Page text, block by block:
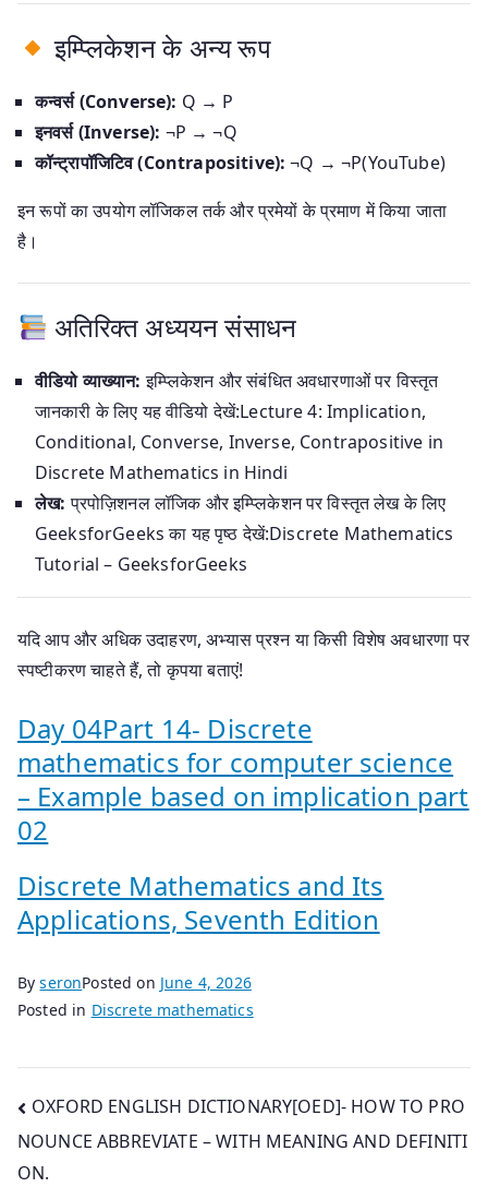
इम्प्लिकेशन के अन्य रूप
कन्वर्स (Converse): Q → P
इनवर्स (Inverse): ¬P → ¬Q
कॉन्ट्रापॉजिटिव (Contrapositive): ¬Q → ¬P(YouTube)
इन रूपों का उपयोग लॉजिकल तर्क और प्रमेयों के प्रमाण में किया जाता
है।
अतिरिक्त अध्ययन संसाधन
वीडियो व्याख्यान: इम्प्लिकेशन और संबंधित अवधारणाओं पर विस्तृत
जानकारी के लिए यह वीडियो देखें:Lecture 4: Implication,
Conditional, Converse, Inverse, Contrapositive in
Discrete Mathematics in Hindi
लेख: प्रपोज़िशनल लॉजिक और इम्प्लिकेशन पर विस्तृत लेख के लिए
GeeksforGeeks का यह पृष्ठ देखें:Discrete Mathematics
Tutorial – GeeksforGeeks
यदि आप और अधिक उदाहरण, अभ्यास प्रश्न या किसी विशेष अवधारणा पर
स्पष्टीकरण चाहते हैं, तो कृपया बताएं!
Day 04Part 14- Discrete
mathematics for computer science
– Example based on implication part
02
Discrete Mathematics and Its
Applications, Seventh Edition
ByseronPosted on June 4, 2026
Posted in Discrete mathematics
Post
navigation
OXFORD ENGLISH DICTIONARY[OED]- HOW TO PRO
NOUNCE ABBREVIATE – WITH MEANING AND DEFINITI
ON.